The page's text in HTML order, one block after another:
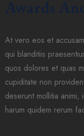
At vero eos et
qui blanditiis
quos dolores et quas
cupiditate non
deserunt mollitia
harum quidem rerum